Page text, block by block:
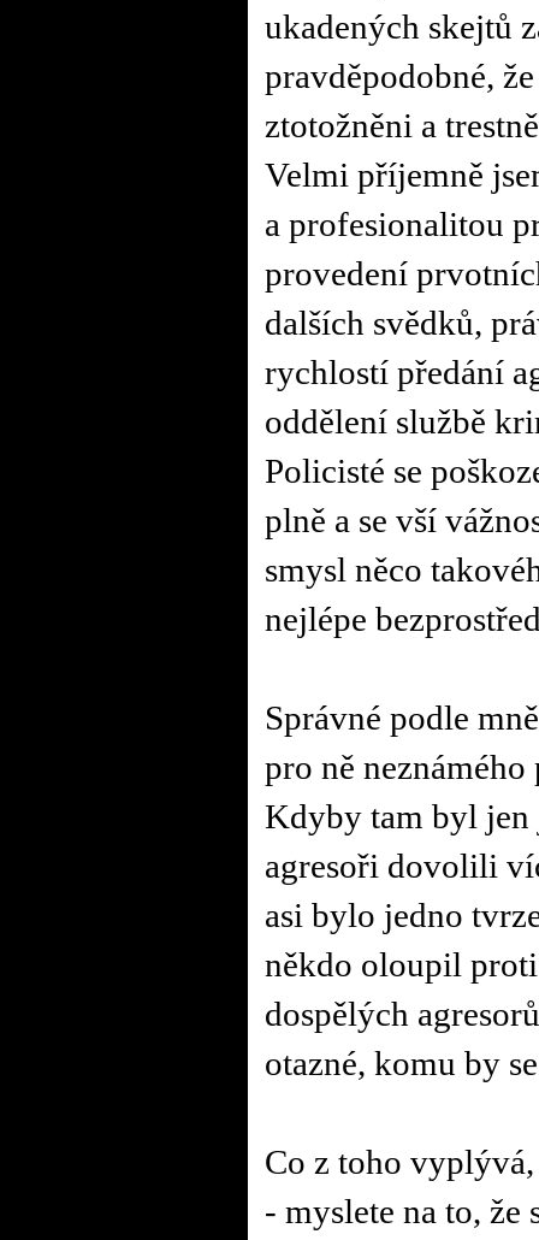
ukadených skejtů
pravděpodobné,
ztotožněni a
Velmi příjemně
a profesionalitou
provedení
dalších svědků,
rychlostí předání
oddělení službě
Policisté se
plně a se vší
smysl něco
nejlépe
Správné podle
pro ně
Kdyby tam byl jen
agresoři dovolili
asi bylo jedno
někdo oloupil
dospělých
otazné, komu by
Co z toho
- myslete na to, že